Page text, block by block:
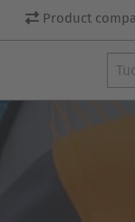
Product